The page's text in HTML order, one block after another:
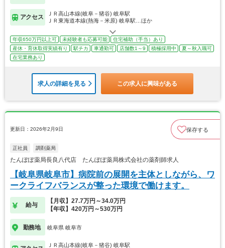
アクセス
ＪＲ高山本線(岐阜－猪谷) 岐阜駅
ＪＲ東海道本線(熱海－米原) 岐阜駅…ほか
年収650万円以上可 未経験者も応募可能
住宅補助（手当）あり
産休・育休取得実績有り
駅チカ 車通勤可 店舗数1～9 積極採用中
夏～秋入職可
在宅業務あり
求人の詳細を見る この求人に興味がある
更新日：2026年2月9日 保存する
正社員 調剤薬局
たんぽぽ薬局長良八代店 たんぽぽ薬局株式会社の薬剤師求人
【岐阜県岐阜市】病院前の展開を主体としながら、ワ
ークライフバランスが整った環境で働けます。
給与
【月収】27.7万円～34.0万円
【年収】420万円～530万円
勤務地 岐阜県 岐阜市
ＪＲ高山本線(岐阜－猪谷) 岐阜駅